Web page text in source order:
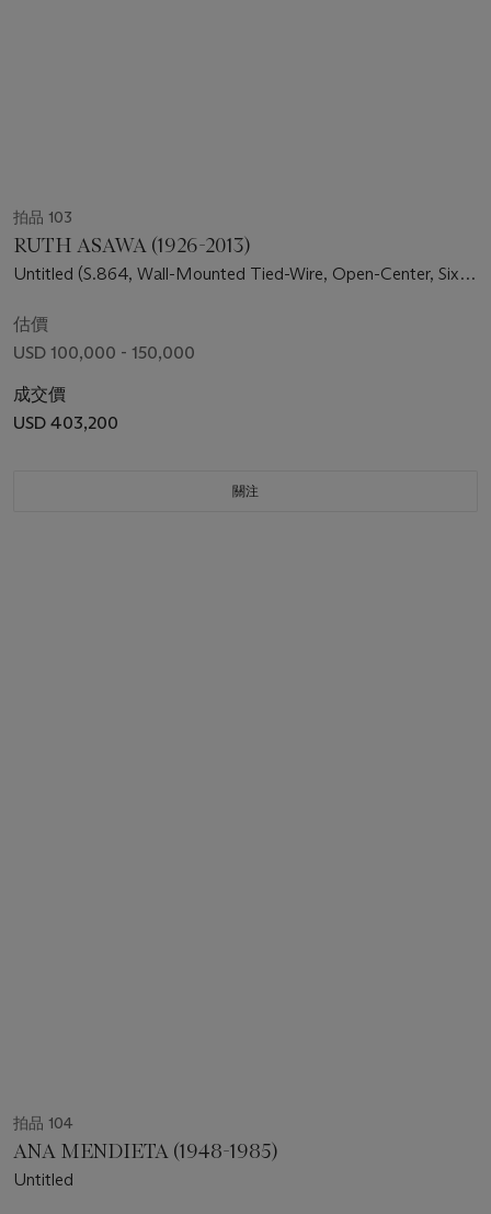
拍品 103
RUTH ASAWA (1926-2013)
Untitled (S.864, Wall-Mounted Tied-Wire, Open-Center, Six
估價
USD 100,000 - 150,000
成交價
USD 403,200
關注
拍品 104
ANA MENDIETA (1948-1985)
Untitled